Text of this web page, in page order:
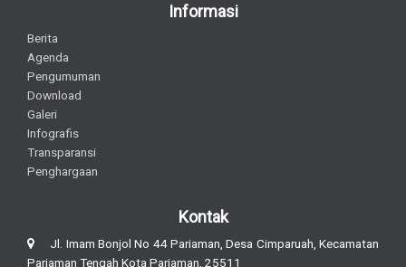
Informasi
Berita
Agenda
Pengumuman
Download
Galeri
Infografis
Transparansi
Penghargaan
Kontak
Jl. Imam Bonjol No 44 Pariaman, Desa Cimparuah, Kecamatan
Pariaman Tengah Kota Pariaman, 25511